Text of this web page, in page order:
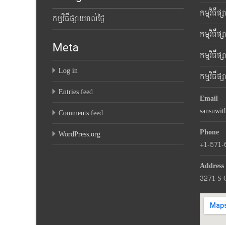
កម្មវិធីផ្
កម្មវិធីផ្
កម្មវិធីផ្
កម្មវិធីផ្
កម្មវិធីផ្សាយរាល់ថ្ងៃ
Meta
Log in
Entries feed
Comments feed
WordPress.org
Email
Phone
+1-
Address
3271 S